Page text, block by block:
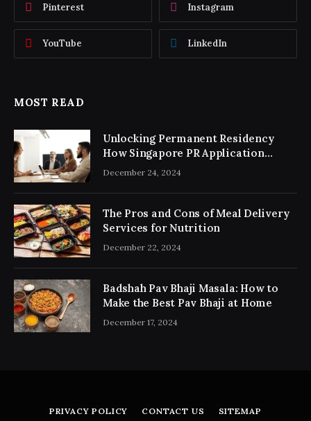
Pinterest Instagram
YouTube LinkedIn
MOST READ
Unlocking Permanent Residency
How Singapore PR Application
Consultancy Simplifies the Process
December 24, 2024
The Pros and Cons of Meal Delivery
Services for Nutrition
December 22, 2024
Badshah Pav Bhaji Masala: How to
Make the Best Pav Bhaji at Home
December 17, 2024
PRIVACY POLICY CONTACT US SITEMAP